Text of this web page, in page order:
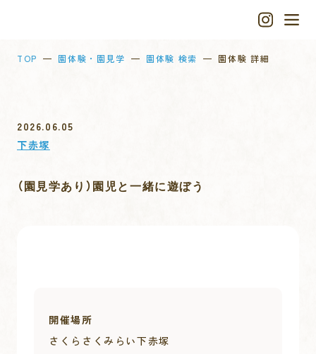
TOP 園体験・園見学 園体験 検索 園体験 詳細
2026.06.05
下赤塚
（園見学あり）園児と一緒に遊ぼう
開催場所
さくらさくみらい下赤塚